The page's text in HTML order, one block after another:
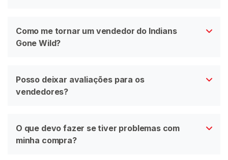
Como me tornar um vendedor do Indians
Gone Wild?
Posso deixar avaliações para os
vendedores?
O que devo fazer se tiver problemas com
minha compra?